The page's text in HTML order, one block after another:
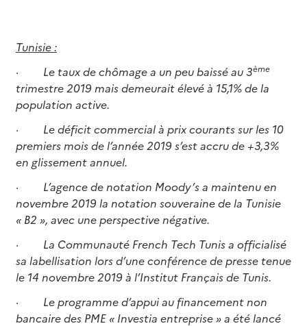
Tunisie :
· Le taux de chômage a un peu baissé au 3ème
trimestre 2019 mais demeurait élevé à 15,1% de la
population active.
· Le déficit commercial à prix courants sur les 10
premiers mois de l’année 2019 s’est accru de +3,3%
en glissement annuel.
· L’agence de notation Moody’s a maintenu en
novembre 2019 la notation souveraine de la Tunisie
« B2 », avec une perspective négative.
· La Communauté French Tech Tunis a officialisé
sa labellisation lors d’une conférence de presse tenue
le 14 novembre 2019 à l’Institut Français de Tunis.
· Le programme d’appui au financement non
bancaire des PME « Investia entreprise » a été lancé